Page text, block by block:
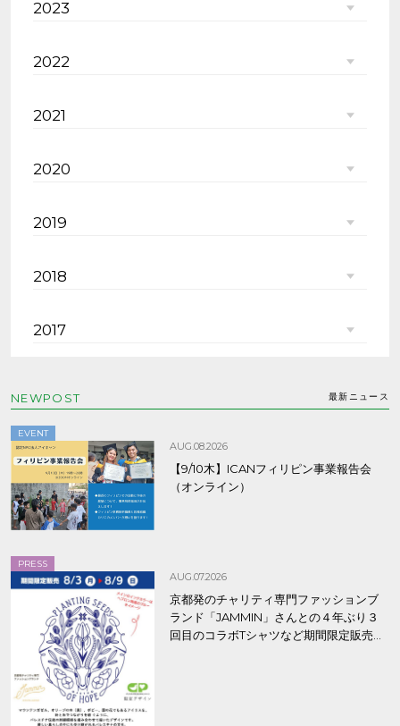
2023
2022
2021
2020
2019
2018
2017
NEWPOST 最新ニュース
EVENT
AUG.08.2026
【9/10木】ICANフィリピン事業報告会
（オンライン）
PRESS
AUG.07.2026
京都発のチャリティ専門ファッションブ
ランド「JAMMIN」さんとの４年ぶり３
回目のコラボTシャツなど期間限定販売、